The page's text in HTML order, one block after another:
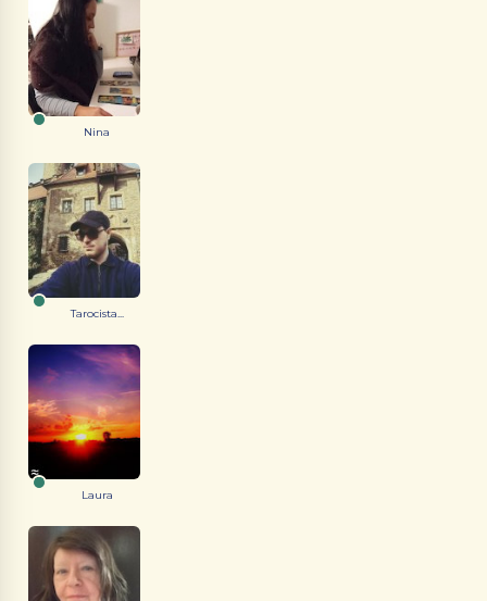
Nina
Tarocista...
Laura